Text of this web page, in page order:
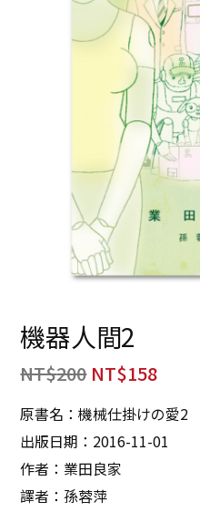
機器人間2
NT$200 NT$158
原書名：機械仕掛けの愛2
出版日期：2016-11-01
作者：業田良家
譯者：孫蓉萍